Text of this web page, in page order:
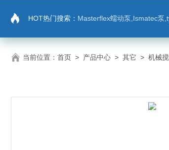
HOT热门搜索： Masterflex蠕动泵,Ismatec泵,tyler
当前位置： 首页 > 产品中心 > 其它 > 机械